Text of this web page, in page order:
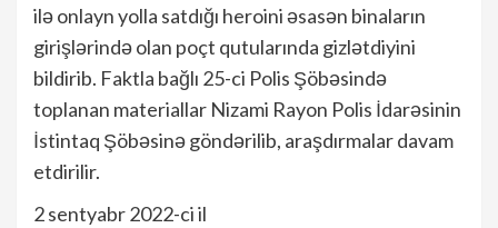
ilə onlayn yolla satdığı heroini əsasən binaların
girişlərində olan poçt qutularında gizlətdiyini
bildirib. Faktla bağlı 25-ci Polis Şöbəsində
toplanan materiallar Nizami Rayon Polis İdarəsinin
İstintaq Şöbəsinə göndərilib, araşdırmalar davam
etdirilir.
2 sentyabr 2022-ci il